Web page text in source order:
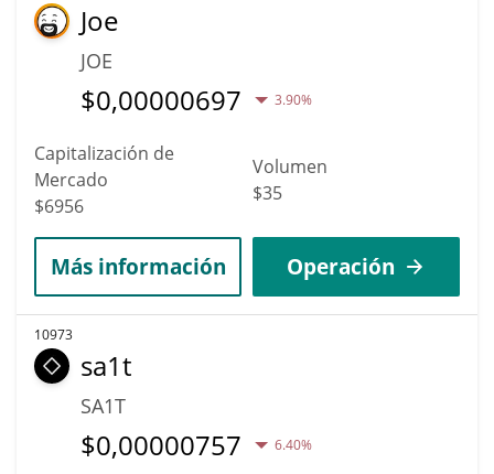
Joe
JOE
$0,00000697 3.90%
Capitalización de
Mercado
$6956
Volumen
$35
Más información Operación
10973
sa1t
SA1T
$0,00000757 6.40%